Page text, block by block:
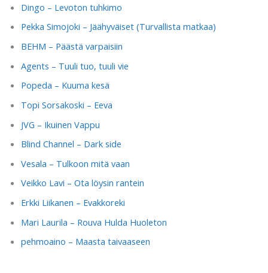
Dingo – Levoton tuhkimo
Pekka Simojoki – Jäähyväiset (Turvallista matkaa)
BEHM – Päästä varpaisiin
Agents – Tuuli tuo, tuuli vie
Popeda – Kuuma kesä
Topi Sorsakoski – Eeva
JVG – Ikuinen Vappu
Blind Channel – Dark side
Vesala – Tulkoon mitä vaan
Veikko Lavi – Ota löysin rantein
Erkki Liikanen – Evakkoreki
Mari Laurila – Rouva Hulda Huoleton
pehmoaino – Maasta taivaaseen